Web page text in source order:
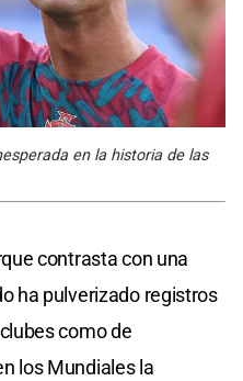
en la historia de las
contrasta con una
ha pulverizado registros
como de
los Mundiales la